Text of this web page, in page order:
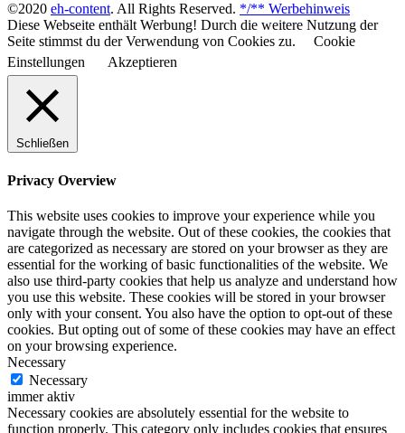
©2020 eh-content. All Rights Reserved. */** Werbehinweis
Diese Webseite enthält Werbung! Durch die weitere Nutzung der
Seite stimmst du der Verwendung von Cookies zu.
Cookie
Einstellungen
Akzeptieren
Schließen
Privacy Overview
This website uses cookies to improve your experience while you
navigate through the website. Out of these cookies, the cookies that
are categorized as necessary are stored on your browser as they are
essential for the working of basic functionalities of the website. We
also use third-party cookies that help us analyze and understand how
you use this website. These cookies will be stored in your browser
only with your consent. You also have the option to opt-out of these
cookies. But opting out of some of these cookies may have an effect
on your browsing experience.
Necessary
Necessary
immer aktiv
Necessary cookies are absolutely essential for the website to
function properly. This category only includes cookies that ensures